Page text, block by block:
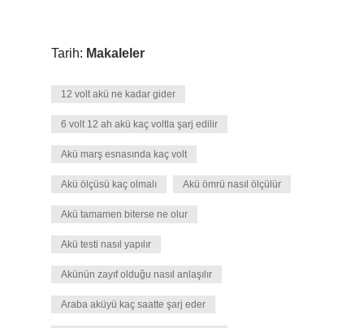
Tarih: Makaleler
12 volt akü ne kadar gider
6 volt 12 ah akü kaç voltla şarj edilir
Akü marş esnasında kaç volt
Akü ölçüsü kaç olmalı Akü ömrü nasıl ölçülür
Akü tamamen biterse ne olur
Akü testi nasıl yapılır
Akünün zayıf olduğu nasıl anlaşılır
Araba aküyü kaç saatte şarj eder